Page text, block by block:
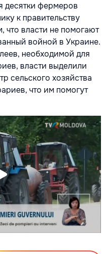
десятки фермеров
к правительству
что власти не помогают
войной в Украине.
необходимой для
власти выделили
сельского хозяйства
что им помогут